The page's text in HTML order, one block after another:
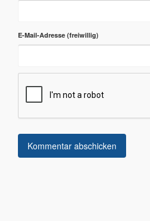
E-Mail-Adresse